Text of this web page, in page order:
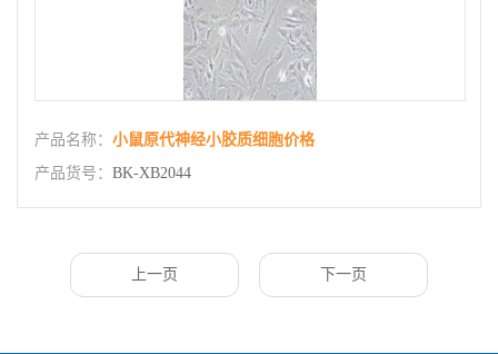
产品名称： 小鼠原代神经小胶质细胞价格
产品货号： BK-XB2044
上一页 下一页